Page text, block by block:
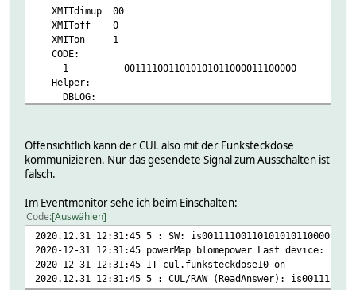
XMITdimup 00
XMIToff 0
XMITon 1
CODE:
1 0011110011010101011000011100000
Helper:
DBLOG:
TIME 1609414217.79357
VALUE off
READINGS:
2020-12-31 12:30:17 measuredPower 0
2020-12-31 12:30:17 pM_energy
2020-11-27 17:09:42 pM_energy_begin 1606493382
2020-11-27 18:56:20 protocol V3
2020-12-31 12:30:17 state off
2020-11-27 18:56:20 unit 0000
powerMap:
Offensichtlich kann der CUL also mit der Funksteckdose
kommunizieren. Nur das gesendete Signal zum Ausschalten ist
falsch.
Im Eventmonitor sehe ich beim Einschalten:
Code Auswählen
2020.12.31 12:31:45 5 : SW:
2020-12-31 12:31:45 powerMap blomepower Last device:
2020-12-31 12:31:45 IT cul.funksteckdose10 on
2020.12.31 12:31:45 5 : CUL/RAW (ReadAnswer):